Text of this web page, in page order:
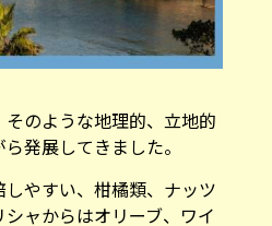
のような地理的、立地的
発展してきました。
やすい、柑橘類、ナッツ
ャからはオリーブ、ワイ